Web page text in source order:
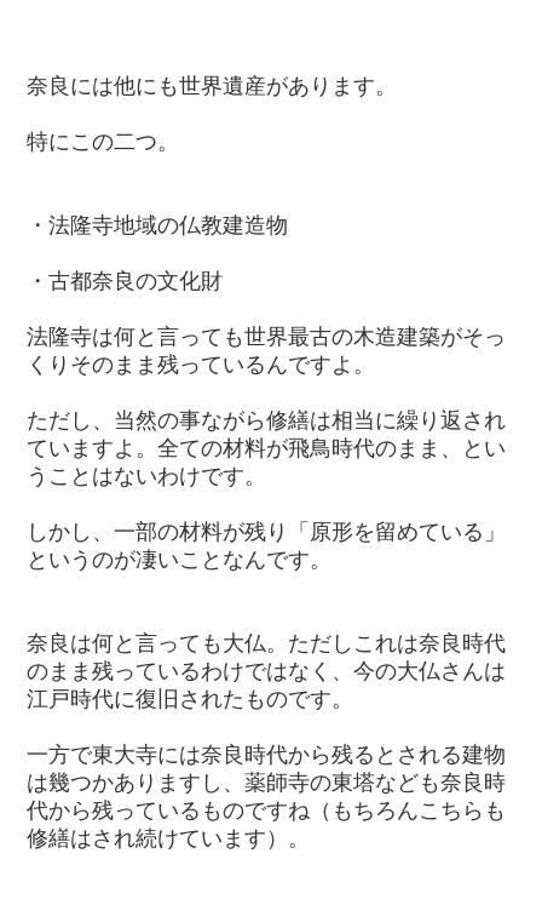
奈良には他にも世界遺産があります。
特にこの二つ。
・法隆寺地域の仏教建造物
・古都奈良の文化財
法隆寺は何と言っても世界最古の木造建築がそっ
くりそのまま残っているんですよ。
ただし、当然の事ながら修繕は相当に繰り返され
ていますよ。全ての材料が飛鳥時代のまま、とい
うことはないわけです。
しかし、一部の材料が残り「原形を留めている」
というのが凄いことなんです。
奈良は何と言っても大仏。ただしこれは奈良時代
のまま残っているわけではなく、今の大仏さんは
江戸時代に復旧されたものです。
一方で東大寺には奈良時代から残るとされる建物
は幾つかありますし、薬師寺の東塔なども奈良時
代から残っているものですね（もちろんこちらも
修繕はされ続けています）。